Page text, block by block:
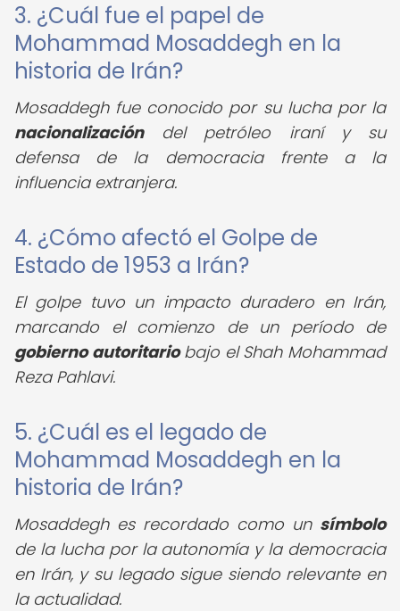
3. ¿Cuál fue el papel de
Mohammad Mosaddegh en la
historia de Irán?
Mosaddegh fue conocido por su lucha por la
nacionalizacióndel petróleo iraní y su
defensa de la democracia frente a la
influencia extranjera.
4. ¿Cómo afectó el Golpe de
Estado de 1953 a Irán?
El golpe tuvo un impacto duradero en Irán,
marcando el comienzo de un período de
gobierno autoritariobajo el Shah Mohammad
Reza Pahlavi.
5. ¿Cuál es el legado de
Mohammad Mosaddegh en la
historia de Irán?
Mosaddegh es recordado como un símbolo
de la lucha por la autonomía y la democracia
en Irán, y su legado sigue siendo relevante en
la actualidad.